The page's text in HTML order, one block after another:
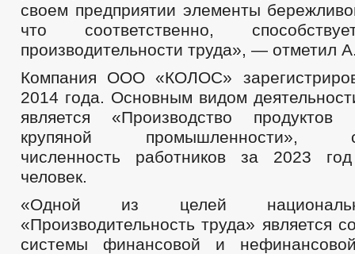
своем предприятии элементы
что соответственно,
производительности труда», — отметил
Компания ООО «КОЛОС»
2014 года. Основным видом
является «Производство
крупяной промышленности»,
численность работников за 2023
человек.
«Одной из целей
«Производительность труда» является
системы финансовой и